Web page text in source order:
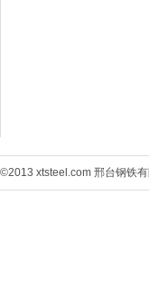
©2013 xtsteel.com 邢台钢铁有